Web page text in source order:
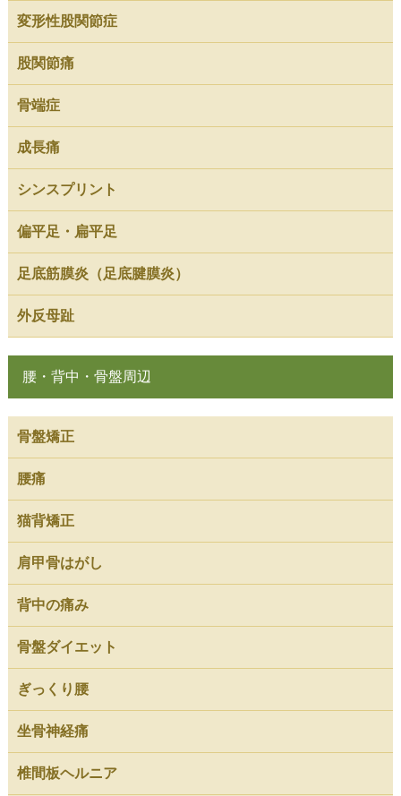
変形性股関節症
股関節痛
骨端症
成長痛
シンスプリント
偏平足・扁平足
足底筋膜炎（足底腱膜炎）
外反母趾
腰・背中・骨盤周辺
骨盤矯正
腰痛
猫背矯正
肩甲骨はがし
背中の痛み
骨盤ダイエット
ぎっくり腰
坐骨神経痛
椎間板ヘルニア